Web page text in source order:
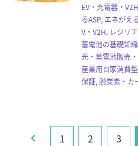
EV・充電器・
るASP, エネがえ
V・V2H, レジリ
蓄電池の基礎知
光・蓄電池販売
産業用自家消費
保証, 脱炭素・カ
1 2 3